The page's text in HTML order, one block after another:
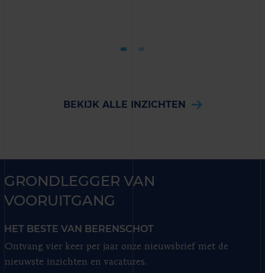
BEKIJK ALLE INZICHTEN
GRONDLEGGER VAN
VOORUITGANG
HET BESTE VAN BERENSCHOT
Ontvang vier keer per jaar onze nieuwsbrief met de
nieuwste inzichten en vacatures.